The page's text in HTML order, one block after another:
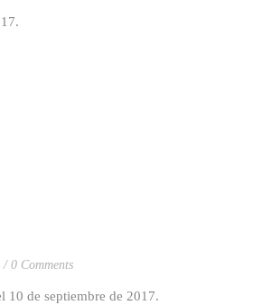
0 Comments
de septiembre de 2017.